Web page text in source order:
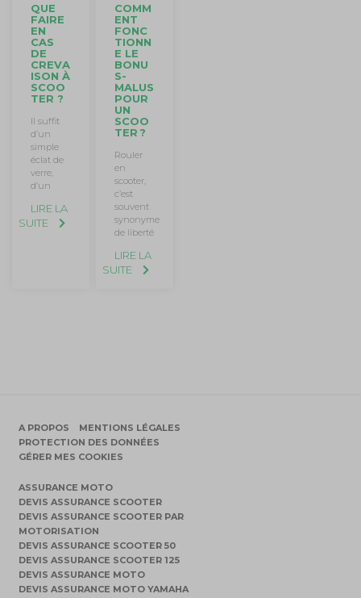
QUE
FAIRE
EN
CAS
DE
CREVA
ISON À
SCOO
TER ?
Il suffit
d’un
simple
éclat de
verre,
d’un
LIRE LA
SUITE
COMM
ENT
FONC
TIONN
E LE
BONU
S-
MALUS
POUR
UN
SCOO
TER ?
Rouler
en
scooter,
c’est
souvent
synonyme
de liberté
LIRE LA
SUITE
A PROPOS
MENTIONS LÉGALES
PROTECTION DES DONNÉES
GÉRER MES COOKIES
ASSURANCE MOTO
DEVIS ASSURANCE SCOOTER
DEVIS ASSURANCE SCOOTER PAR
MOTORISATION
DEVIS ASSURANCE SCOOTER 50
DEVIS ASSURANCE SCOOTER 125
DEVIS ASSURANCE MOTO
DEVIS ASSURANCE MOTO YAMAHA